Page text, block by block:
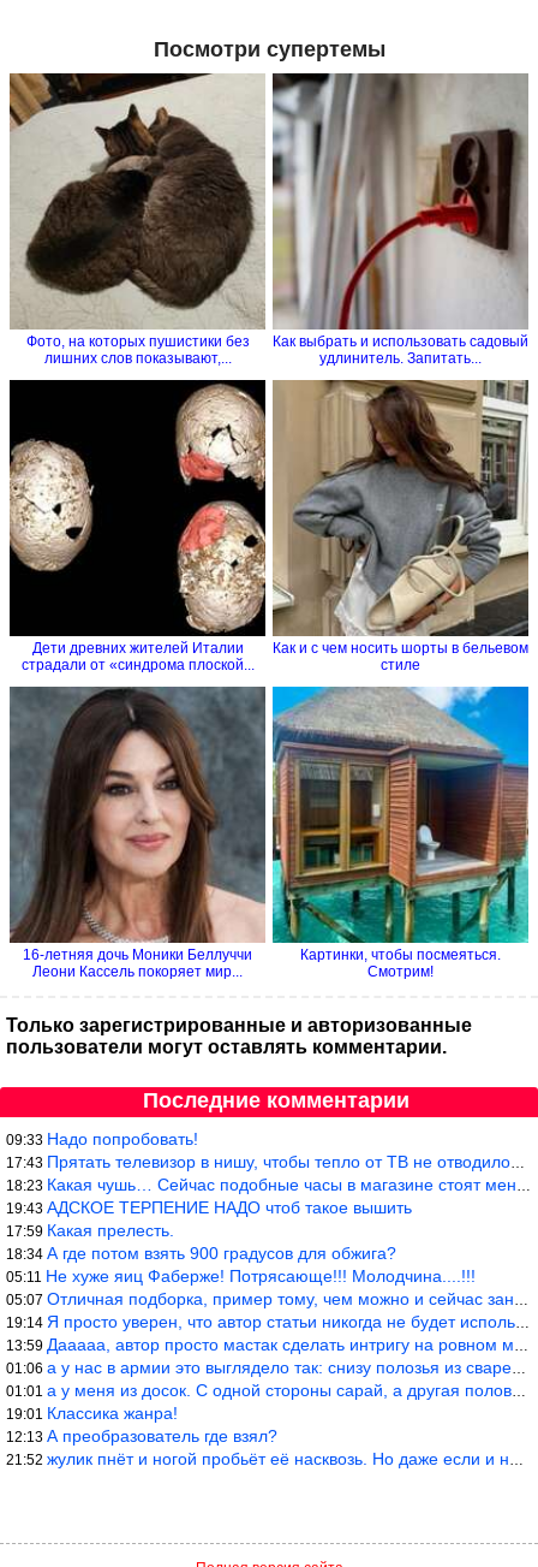
Посмотри супертемы
Фото, на которых пушистики без
лишних слов показывают,...
Как выбрать и использовать садовый
удлинитель. Запитать...
Дети древних жителей Италии
страдали от «синдрома плоской...
Как и с чем носить шорты в бельевом
стиле
16-летняя дочь Моники Беллуччи
Леони Кассель покоряет мир...
Картинки, чтобы посмеяться.
Смотрим!
Только зарегистрированные и авторизованные
пользователи могут оставлять комментарии.
Последние комментарии
09:33 Надо попробовать!
17:43 Прятать телевизор в нишу, чтобы тепло от ТВ не отводилось и теле
18:23 Какая чушь… Сейчас подобные часы в магазине стоят меньше 10 долл
19:43 АДСКОЕ ТЕРПЕНИЕ НАДО чтоб такое вышить
17:59 Какая прелесть.
18:34 А где потом взять 900 градусов для обжига?
05:11 Не хуже яиц Фаберже! Потрясающе!!! Молодчина....!!!
05:07 Отличная подборка, пример тому, чем можно и сейчас заниматься…
19:14 Я просто уверен, что автор статьи никогда не будет использовать
13:59 Дааааа, автор просто мастак сделать интригу на ровном месте! А н
01:06 а у нас в армии это выглядело так: снизу полозья из сваренные тр
01:01 а у меня из досок. С одной стороны сарай, а другая половина — ду
19:01 Классика жанра!
12:13 А преобразователь где взял?
21:52 жулик пнёт и ногой пробьёт её насквозь. Но даже если и никогда н